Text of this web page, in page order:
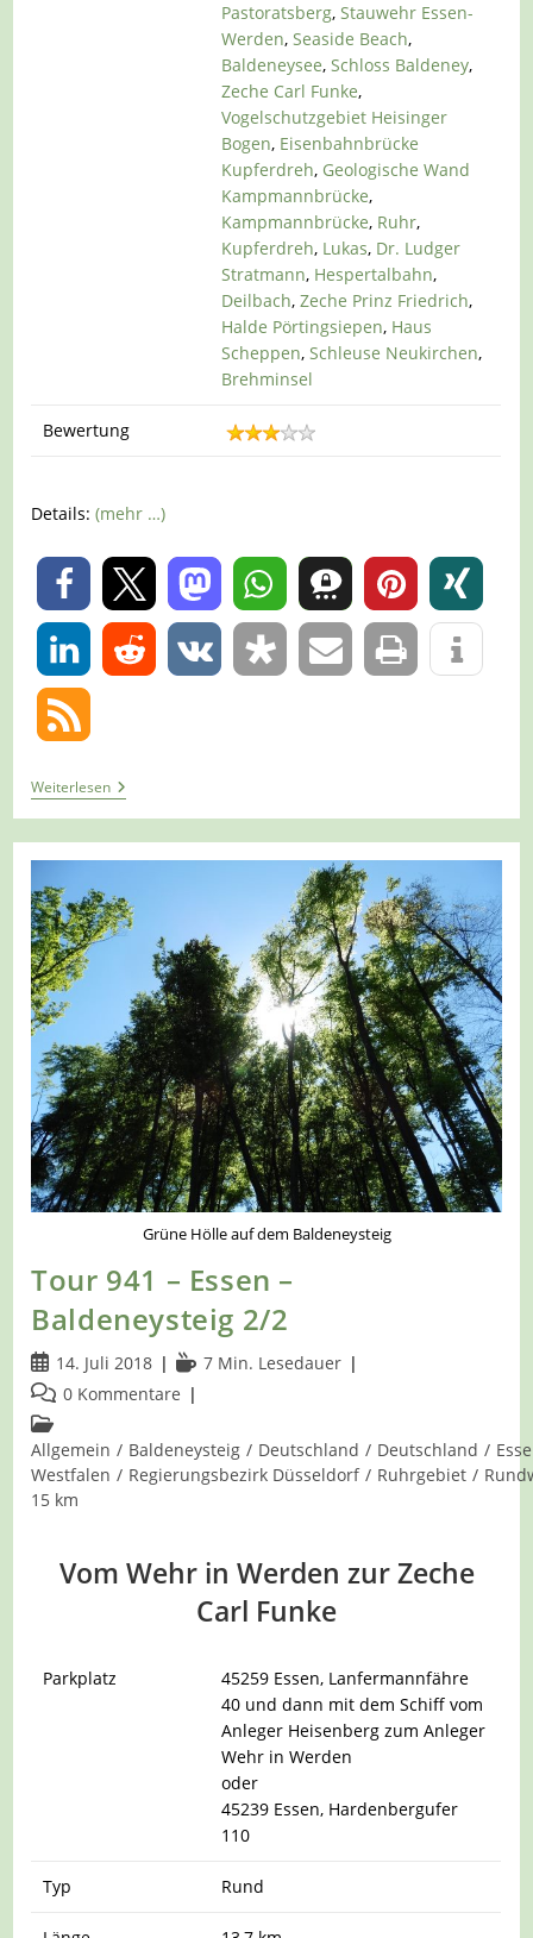
Pastoratsberg,Stauwehr Essen-
Werden,Seaside Beach,
Baldeneysee,Schloss Baldeney,
Zeche Carl Funke,
Vogelschutzgebiet Heisinger
Bogen, Eisenbahnbrücke
Kupferdreh, Geologische Wand
Kampmannbrücke,
Kampmannbrücke, Ruhr,
Kupferdreh, Lukas, Dr. Ludger
Stratmann, Hespertalbahn,
Deilbach,Zeche Prinz Friedrich,
Halde Pörtingsiepen, Haus
Scheppen,Schleuse Neukirchen,
Brehminsel
Bewertung
Details:(mehr …)
0
0
WeiterlesenTour
1237
–
Essen
–
Baldeneysee
Grüne Hölle auf dem Baldeneysteig
Tour 941 – Essen –
Baldeneysteig 2/2
Beitrag
veröffentlicht:
14. Juli 2018 Lesedauer:
7 Min. Lesedauer
Beitrags-
Kommentare:
0 Kommentare
Beitrags-
Kategorie:
Allgemein / Baldeneysteig / Deutschland / Deutschland /
Westfalen / Regierungsbezirk Düsseldorf / Ruhrgebiet /
15 km
Vom Wehr in Werden zur Zeche
Carl Funke
Parkplatz
45259 Essen, Lanfermannfähre
40 und dann mit dem Schiff vom
Anleger Heisenberg zum Anleger
Wehr in Werden
oder
45239 Essen, Hardenbergufer
110
Typ Rund